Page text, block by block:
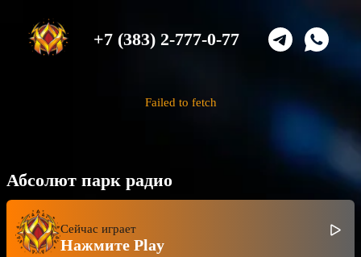
+7 (383) 2-777-0-77
Failed to fetch
Абсолют парк радио
Сейчас играет
Нажмите Play